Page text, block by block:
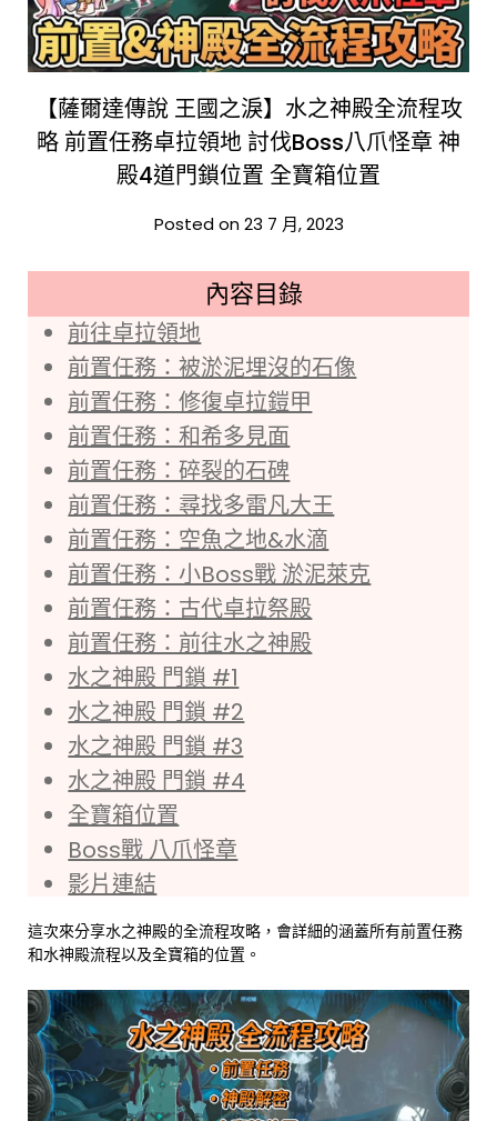
【薩爾達傳說 王國之淚】水之神殿全流程攻
略 前置任務卓拉領地 討伐Boss八爪怪章 神
殿4道門鎖位置 全寶箱位置
Posted on 23 7 月, 2023
內容目錄
前往卓拉領地
前置任務：被淤泥埋沒的石像
前置任務：修復卓拉鎧甲
前置任務：和希多見面
前置任務：碎裂的石碑
前置任務：尋找多雷凡大王
前置任務：空魚之地&水滴
前置任務：小Boss戰 淤泥萊克
前置任務：古代卓拉祭殿
前置任務：前往水之神殿
水之神殿 門鎖 #1
水之神殿 門鎖 #2
水之神殿 門鎖 #3
水之神殿 門鎖 #4
全寶箱位置
Boss戰 八爪怪章
影片連結
這次來分享水之神殿的全流程攻略，會詳細的涵蓋所有前置任務
和水神殿流程以及全寶箱的位置。